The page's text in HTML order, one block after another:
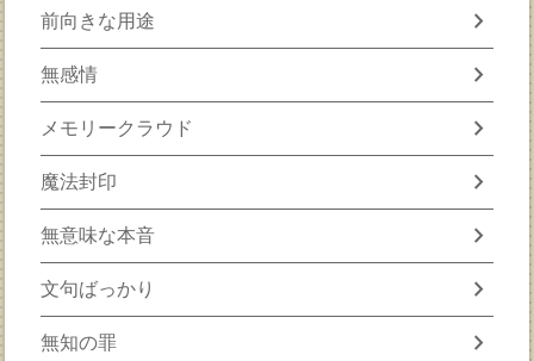
前向きな用途 chevron_right
無感情 chevron_right
メモリークラウド chevron_right
魔法封印 chevron_right
無意味な本音 chevron_right
文句ばっかり chevron_right
無知の罪 chevron_right